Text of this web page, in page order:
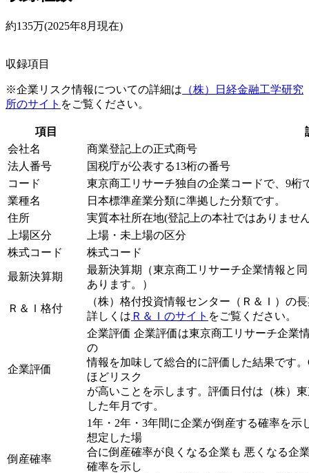
約135万(2025年8月現在)
収録項目
※企業リスク情報についての詳細は （株）日経金融工学研究
所のサイト をご覧ください。
項目
会社名
商業登記上の正式商号
法人番号
国税庁が公表する13桁の番号
コード
東京商工リサーチ独自の企業コードで、9桁
業種名
日本標準産業分類に準拠した分類です。
住所
実質本社所在地(登記上の本社ではありませ
上場区分
上場・未上場の区分
株式コード
株式コード
最新決算期
最新決算期（東京商工リサーチ企業情報と
あります。）
Ｒ＆Ｉ格付
（株）格付投資情報センター（Ｒ＆Ｉ）の
詳しくは Ｒ＆Ｉのサイト をご覧ください。
企業評価
企業評価 企業評価は東京商工リサーチ企業
の
情報を加味して総合的に評価した結果です
ほどリスク
が高いことを示します。評価日付は（株）
した年月です。
倒産確率
1年・2年・3年間に企業が倒産する確率を
想定した場
合に倒産確率が良くなる企業も 悪くなる企
確率を示し